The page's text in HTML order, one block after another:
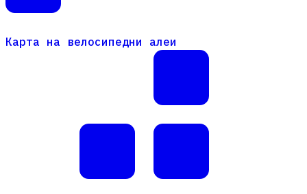
Карта на велосипедни алеи
Карта на велосипедни алеи